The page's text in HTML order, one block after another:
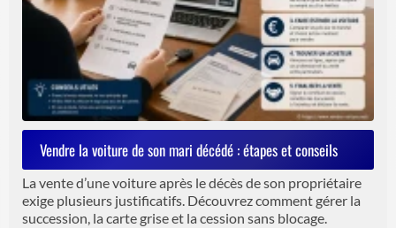
Vendre la voiture de son mari décédé : étapes et conseils
La vente d’une voiture après le décès de son propriétaire
exige plusieurs justificatifs. Découvrez comment gérer la
succession, la carte grise et la cession sans blocage.